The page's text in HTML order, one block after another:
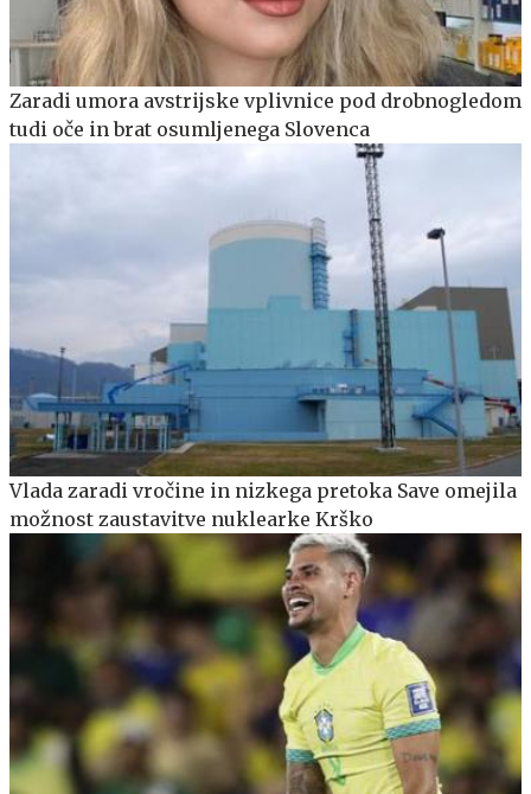
Zaradi umora avstrijske vplivnice pod drobnogledom
tudi oče in brat osumljenega Slovenca
Vlada zaradi vročine in nizkega pretoka Save omejila
možnost zaustavitve nuklearke Krško